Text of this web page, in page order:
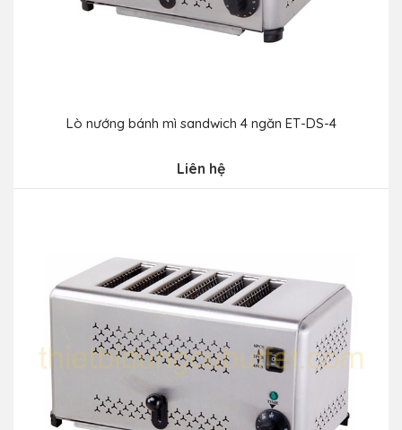
Lò nướng bánh mì sandwich 4 ngăn ET-DS-4
Liên hệ